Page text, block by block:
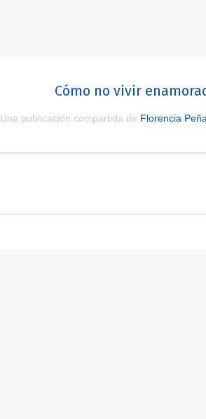
Cómo no vivir
Una publicación compartida de Florencia